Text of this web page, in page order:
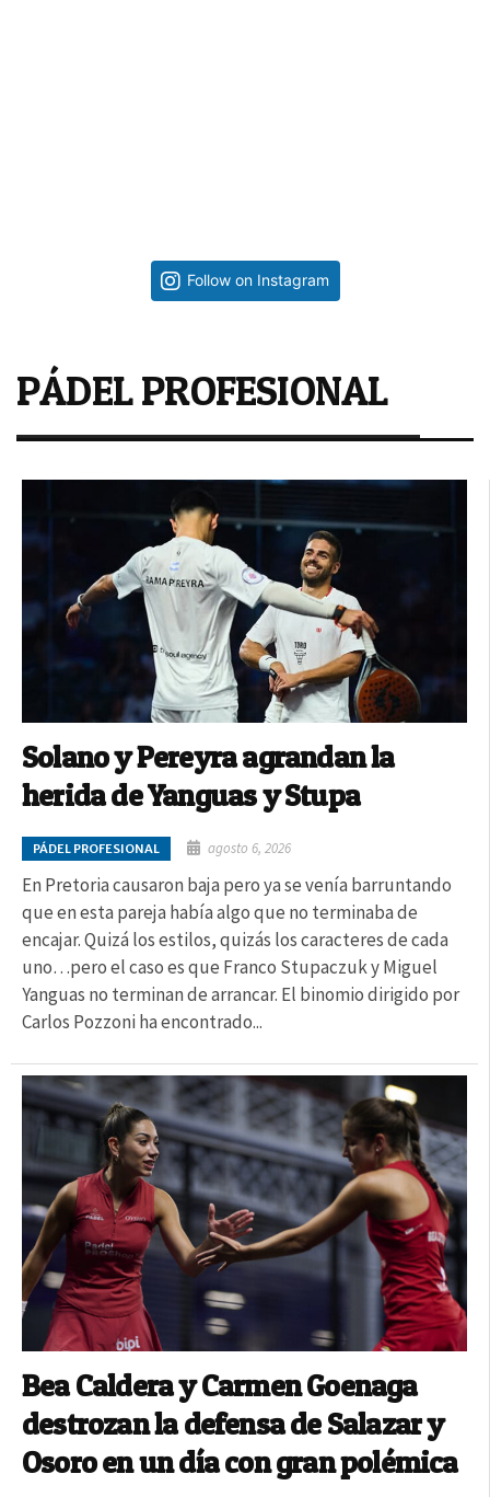
Follow on Instagram
PÁDEL PROFESIONAL
Solano y Pereyra agrandan la
herida de Yanguas y Stupa
PÁDEL PROFESIONAL agosto 6, 2026
En Pretoria causaron baja pero ya se venía barruntando
que en esta pareja había algo que no terminaba de
encajar. Quizá los estilos, quizás los caracteres de cada
uno…pero el caso es que Franco Stupaczuk y Miguel
Yanguas no terminan de arrancar. El binomio dirigido por
Carlos Pozzoni ha encontrado...
Bea Caldera y Carmen Goenaga
destrozan la defensa de Salazar y
Osoro en un día con gran polémica